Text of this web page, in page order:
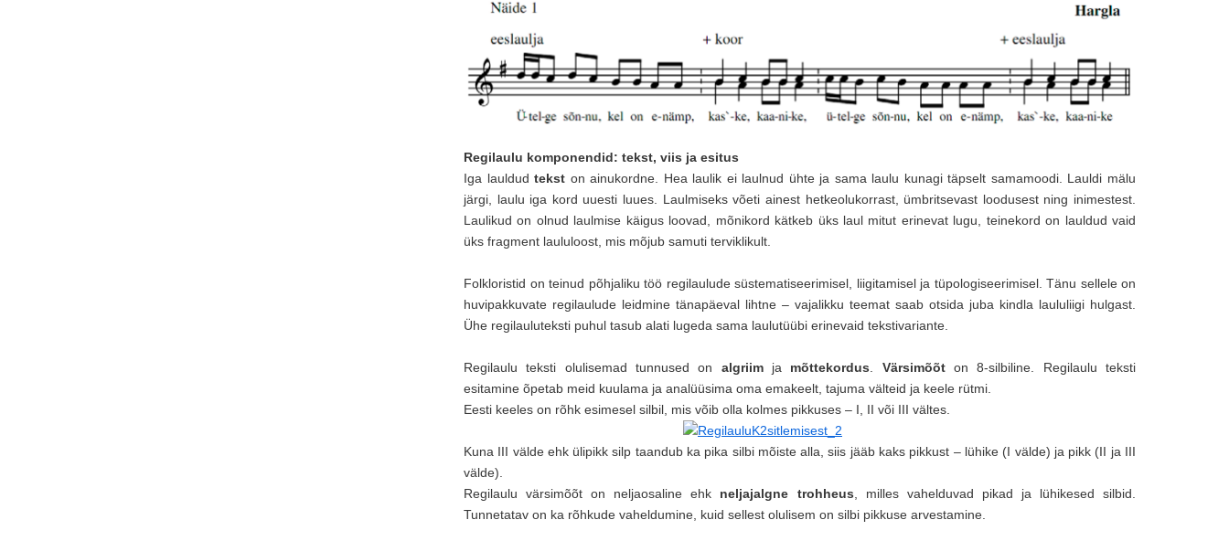
Regilaulu komponendid: tekst, viis ja esitus
Iga lauldudtekst on ainukordne. Hea laulik ei laulnud ühte ja sama laulu kunagi täpselt samamoodi. Lauldi mälu
järgi, laulu iga kord uuesti luues. Laulmiseks võeti ainest hetkeolukorrast, ümbritsevast loodusest ning inimestest.
Laulikud on olnud laulmise käigus loovad, mõnikord kätkeb üks laul mitut erinevat lugu, teinekord on lauldud vaid
üks fragment laululoost, mis mõjub samuti terviklikult.
Folkloristid on teinud põhjaliku töö regilaulude süstematiseerimisel, liigitamisel ja tüpologiseerimisel. Tänu sellele on
huvipakkuvate regilaulude leidmine tänapäeval lihtne – vajalikku teemat saab otsida juba kindla laululiigi hulgast.
Ühe regilauluteksti puhul tasub alati lugeda sama laulutüübi erinevaid tekstivariante.
Regilaulu teksti olulisemad tunnused on algriim ja mõttekordus. Värsimõõton 8-silbiline. Regilaulu teksti
esitamine õpetab meid kuulama ja analüüsima oma emakeelt, tajuma välteid ja keele rütmi.
Eesti keeles on rõhk esimesel silbil, mis võib olla kolmes pikkuses – I, II või III vältes.
Kuna III välde ehk ülipikk silp taandub ka pika silbi mõiste alla, siis jääb kaks pikkust – lühike (I välde) ja pikk (II ja III
välde).
Regilaulu värsimõõt on neljaosaline ehk neljajalgne trohheus, milles vahelduvad pikad ja lühikesed silbid.
Tunnetatav on ka rõhkude vaheldumine, kuid sellest olulisem on silbi pikkuse arvestamine.